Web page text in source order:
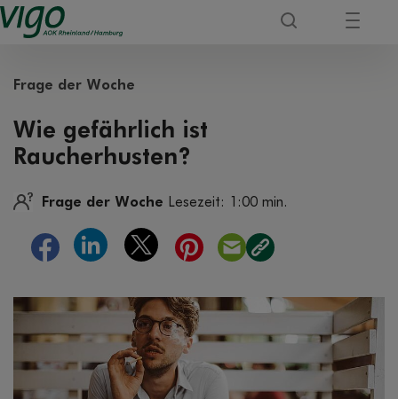
Frage der Woche
Wie gefährlich ist
Raucherhusten?
Frage der Woche Lesezeit: 1:00 min.